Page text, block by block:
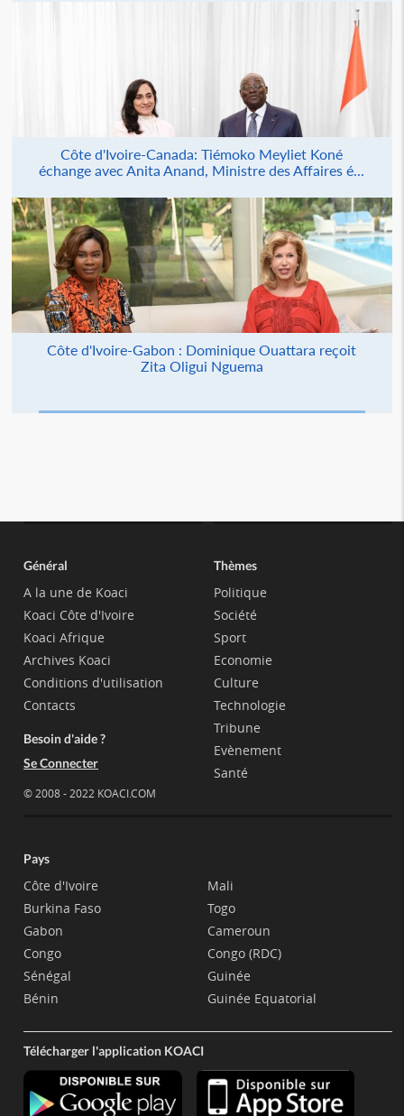
Côte d'Ivoire-Canada: Tiémoko Meyliet Koné
échange avec Anita Anand, Ministre des Affaires é...
Côte d'Ivoire-Gabon : Dominique Ouattara reçoit
Zita Oligui Nguema
Général
A la une de Koaci
Koaci Côte d'Ivoire
Koaci Afrique
Archives Koaci
Conditions d'utilisation
Contacts
Besoin d'aide ?
Se Connecter
© 2008 - 2022 KOACI.COM
Thèmes
Politique
Société
Sport
Economie
Culture
Technologie
Tribune
Evènement
Santé
Pays
Côte d'Ivoire
Burkina Faso
Gabon
Congo
Sénégal
Bénin
Mali
Togo
Cameroun
Congo (RDC)
Guinée
Guinée Equatorial
Télécharger l'application KOACI